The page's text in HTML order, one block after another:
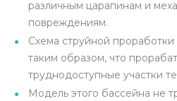
различным царапинам и
повреждениям.
Схема струйной проработки
таким образом, что
труднодоступные участки
Модель этого бассейна не